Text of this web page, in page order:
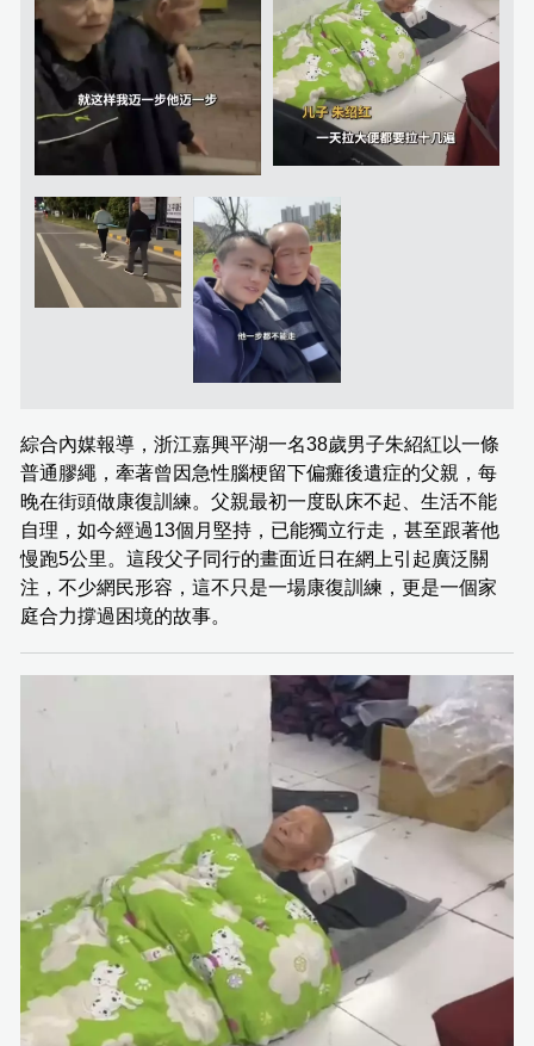
綜合內媒報導，浙江嘉興平湖一名38歲男子朱紹紅以一條
普通膠繩，牽著曾因急性腦梗留下偏癱後遺症的父親，每
晚在街頭做康復訓練。父親最初一度臥床不起、生活不能
自理，如今經過13個月堅持，已能獨立行走，甚至跟著他
慢跑5公里。這段父子同行的畫面近日在網上引起廣泛關
注，不少網民形容，這不只是一場康復訓練，更是一個家
庭合力撐過困境的故事。